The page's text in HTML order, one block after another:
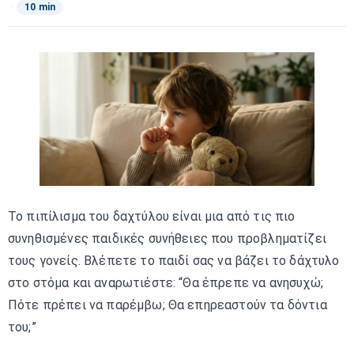
·
10 min
Το πιπίλισμα του δαχτύλου είναι μια από τις πιο
συνηθισμένες παιδικές συνήθειες που προβληματίζει
τους γονείς. Βλέπετε το παιδί σας να βάζει το δάχτυλο
στο στόμα και αναρωτιέστε: “Θα έπρεπε να ανησυχώ;
Πότε πρέπει να παρέμβω; Θα επηρεαστούν τα δόντια
του;”